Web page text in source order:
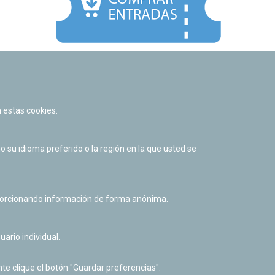
Política de cookies
Derecho de acceso a información pública
cookies.
su idioma preferido o la región en la que usted se
información de forma anónima.
individual.
clique el botón "Guardar preferencias".